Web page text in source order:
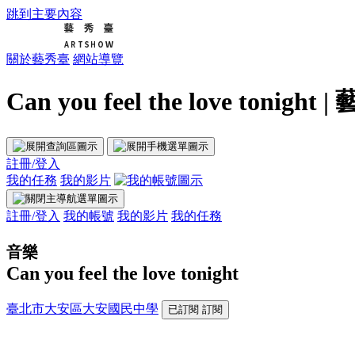
跳到主要內容
關於藝秀臺 網站導覽
Can you feel the love tonight |
註冊/登入
我的任務 我的影片
註冊/登入 我的帳號 我的影片 我的任務
音樂
Can you feel the love tonight
臺北市大安區大安國民中學 已訂閱 訂閱